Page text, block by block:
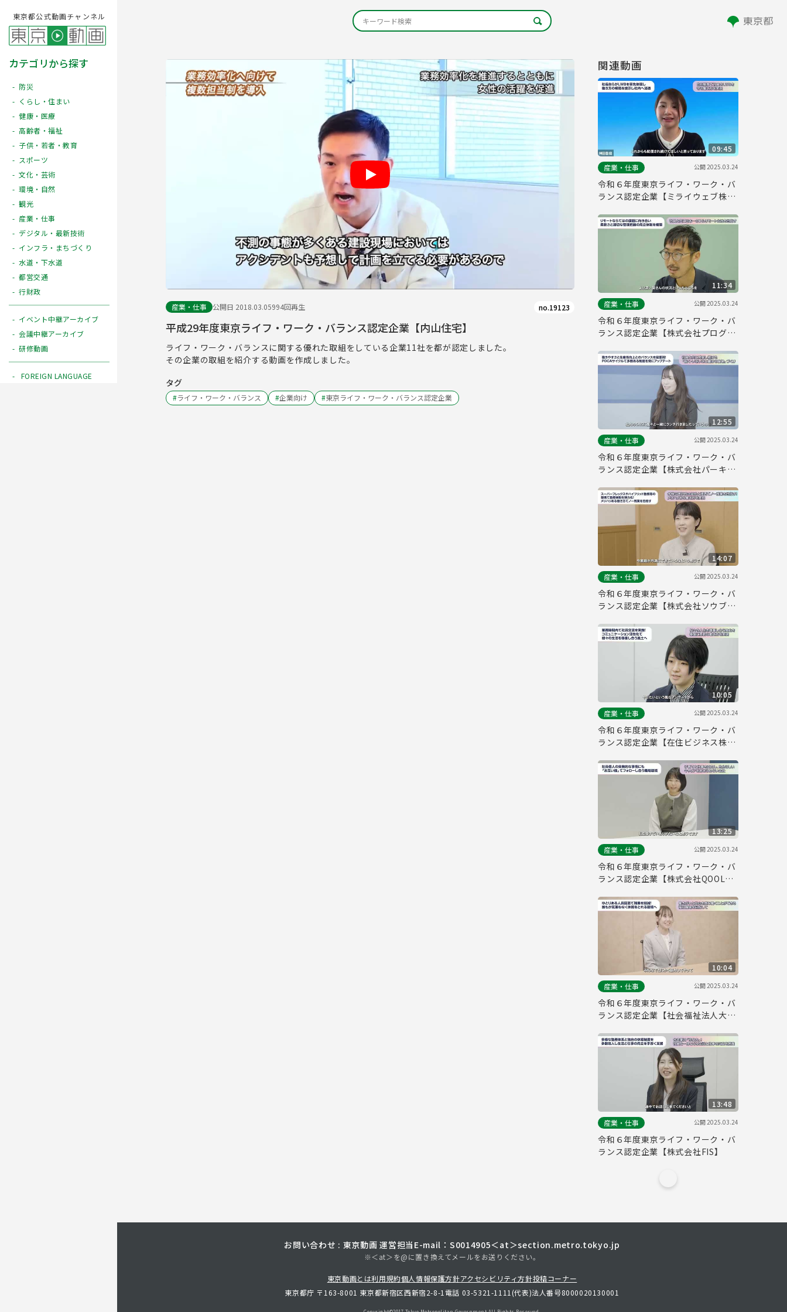
東京都公式動画チャンネル
カテゴリから探す
防災
くらし・住まい
健康・医療
高齢者・福祉
子供・若者・教育
スポーツ
文化・芸術
環境・自然
観光
産業・仕事
デジタル・最新技術
インフラ・まちづくり
水道・下水道
都営交通
行財政
イベント中継アーカイブ
会議中継アーカイブ
研修動画
FOREIGN LANGUAGE
産業・仕事 公開日 2018.03.05994回再生 no.19123
平成29年度東京ライフ・ワーク・バランス認定企業【内山住宅】
ライフ・ワーク・バランスに関する優れた取組をしている企業11社を都が認定しました。
その企業の取組を紹介する動画を作成しました。
タグ
#ライフ・ワーク・バランス #企業向け #東京ライフ・ワーク・バランス認定企業
関連動画
09:45
産業・仕事
公開2025.03.24
令和６年度東京ライフ・ワーク・バ
ランス認定企業【ミライウェブ株式
11:34
産業・仕事
公開2025.03.24
令和６年度東京ライフ・ワーク・バ
ランス認定企業【株式会社プログレ
12:55
産業・仕事
公開2025.03.24
令和６年度東京ライフ・ワーク・バ
ランス認定企業【株式会社パーキン
14:07
産業・仕事
公開2025.03.24
令和６年度東京ライフ・ワーク・バ
ランス認定企業【株式会社ソウブ
10:05
産業・仕事
公開2025.03.24
令和６年度東京ライフ・ワーク・バ
ランス認定企業【在住ビジネス株式
13:25
産業・仕事
公開2025.03.24
令和６年度東京ライフ・ワーク・バ
ランス認定企業【株式会社QOOLキ
10:04
産業・仕事
公開2025.03.24
令和６年度東京ライフ・ワーク・バ
ランス認定企業【社会福祉法人大三
13:48
産業・仕事
公開2025.03.24
令和６年度東京ライフ・ワーク・バ
ランス認定企業【株式会社FIS】
お問い合わせ : 東京動画 運営担当 E-mail：S0014905＜at＞section.metro.tokyo.jp
※＜at＞を@に置き換えてメールをお送りください。
東京動画とは利用規約個人情報保護方針アクセシビリティ方針投稿コーナー
東京都庁 〒163-8001 東京都新宿区西新宿2-8-1 電話 03-5321-1111(代表)法人番号8000020130001